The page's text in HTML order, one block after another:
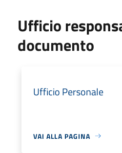
Ufficio
documento
Ufficio Personale
VAI ALLA PAGINA